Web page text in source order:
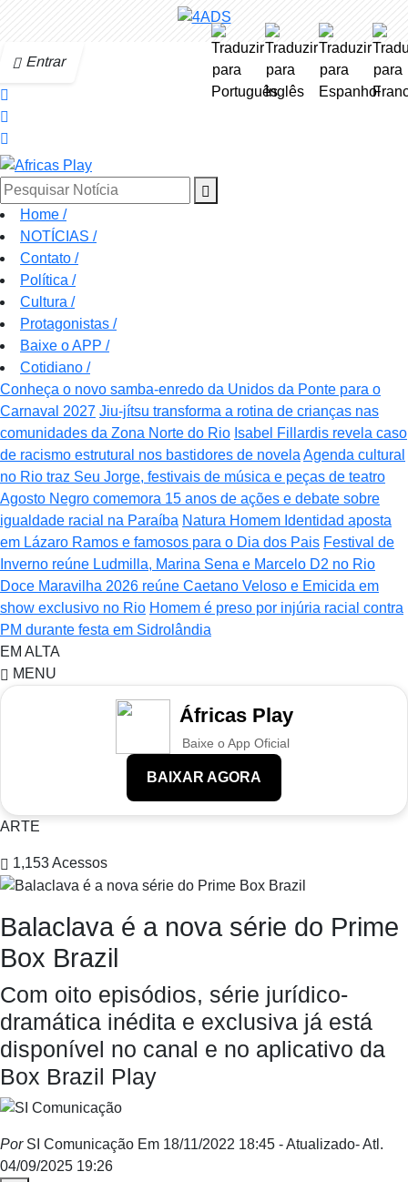
Entrar
Pesquisar Notícia
Home /
NOTÍCIAS /
Contato /
Política /
Cultura /
Protagonistas /
Baixe o APP /
Cotidiano /
Conheça o novo samba-enredo da Unidos da Ponte para o
Carnaval 2027 Jiu-jítsu transforma a rotina de crianças nas
comunidades da Zona Norte do Rio Isabel Fillardis revela caso
de racismo estrutural nos bastidores de novela Agenda cultural
no Rio traz Seu Jorge, festivais de música e peças de teatro
Agosto Negro comemora 15 anos de ações e debate sobre
igualdade racial na Paraíba Natura Homem Identidad aposta
em Lázaro Ramos e famosos para o Dia dos Pais Festival de
Inverno reúne Ludmilla, Marina Sena e Marcelo D2 no Rio
Doce Maravilha 2026 reúne Caetano Veloso e Emicida em
show exclusivo no Rio Homem é preso por injúria racial contra
PM durante festa em Sidrolândia
EM ALTA
MENU
Áfricas Play
Baixe o App Oficial
BAIXAR AGORA
ARTE
1,153Acessos
Balaclava é a nova série do Prime
Box Brazil
Com oito episódios, série jurídico-
dramática inédita e exclusiva já está
disponível no canal e no aplicativo da
Box Brazil Play
PorSI Comunicação Em 18/11/2022 18:45 - Atualizado- Atl.
04/09/2025 19:26